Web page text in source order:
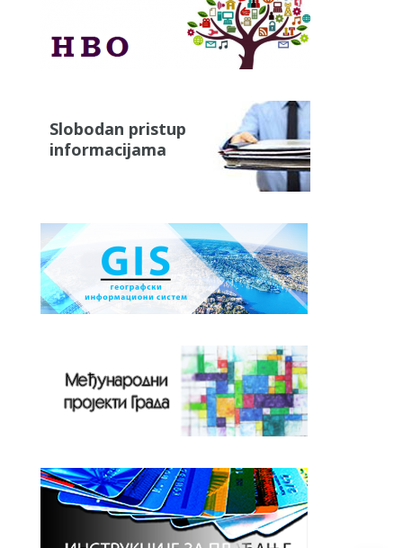
Slobodan pristup
informacijama